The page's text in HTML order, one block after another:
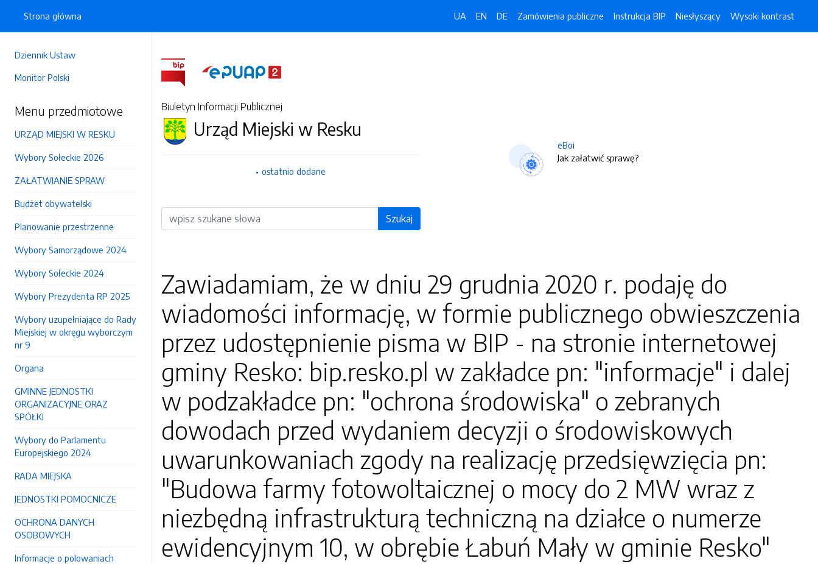
Dziennik Ustaw
Monitor Polski
Menu przedmiotowe
URZĄD MIEJSKI W RESKU
Wybory Sołeckie 2026
ZAŁATWIANIE SPRAW
Budżet obywatelski
Planowanie przestrzenne
Wybory Samorządowe 2024
Wybory Sołeckie 2024
Wybory Prezydenta RP 2025
Wybory uzupełniające do Rady
Miejskiej w okręgu wyborczym
nr 9
Organa
GMINNE JEDNOSTKI
ORGANIZACYJNE ORAZ
SPÓŁKI
Wybory do Parlamentu
Europejskiego 2024
RADA MIEJSKA
JEDNOSTKI POMOCNICZE
OCHRONA DANYCH
OSOBOWYCH
Informacje o polowaniach
Strona główna UA EN DE Zamówienia publiczne Instrukcja BIP Niesłyszący Wysoki kontrast
Biuletyn Informacji Publicznej
Urząd Miejski w Resku
ostatnio dodane
Wyszukiwarka Szukaj
eBoi
Jak załatwić sprawę?
Zawiadamiam, że w dniu 29 grudnia 2020 r. podaję do
wiadomości informację, w formie publicznego obwieszczenia
przez udostępnienie pisma w BIP - na stronie internetowej
gminy Resko: bip.resko.pl w zakładce pn: "informacje" i dalej
w podzakładce pn: "ochrona środowiska" o zebranych
dowodach przed wydaniem decyzji o środowiskowych
uwarunkowaniach zgody na realizację przedsięwzięcia pn:
"Budowa farmy fotowoltaicznej o mocy do 2 MW wraz z
niezbędną infrastrukturą techniczną na działce o numerze
ewidencyjnym 10, w obrębie Łabuń Mały w gminie Resko"